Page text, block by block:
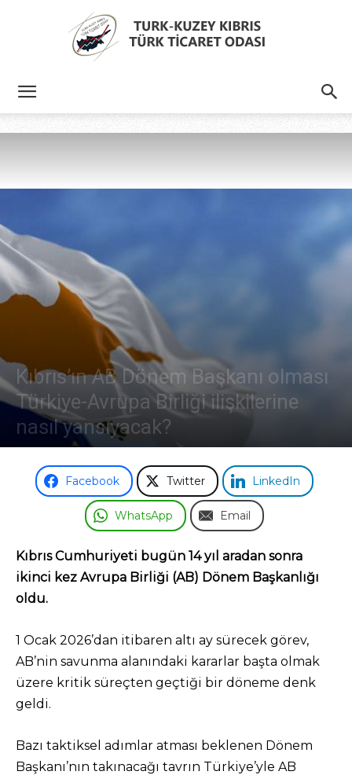
Odası
Kıbrıs’ın AB Dönem Başkanı olması
Türkiye-Avrupa Birliği ilişkilerine
nasıl yansıyacak?
1 Ocak 2026
Facebook Twitter LinkedIn
WhatsApp Email
Kıbrıs Cumhuriyeti bugün 14 yıl aradan sonra
ikinci kez Avrupa Birliği (AB) Dönem Başkanlığı
oldu.
1 Ocak 2026’dan itibaren altı ay sürecek görev,
AB’nin savunma alanındaki kararlar başta olmak
üzere kritik süreçten geçtiği bir döneme denk
geldi.
Bazı taktiksel adımlar atması beklenen Dönem
Başkanı’nın takınacağı tavrın Türkiye’yle AB